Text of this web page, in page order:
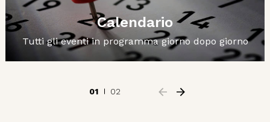
Calendario
Tutti gli eventi in programma giorno dopo giorno
01 02